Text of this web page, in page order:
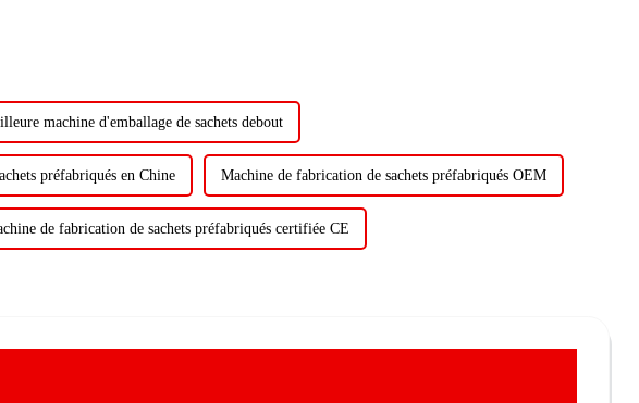
machine d'emballage de sachets debout
préfabriqués en Chine Machine de fabrication de sachets préfabriqués OEM
de fabrication de sachets préfabriqués certifiée CE